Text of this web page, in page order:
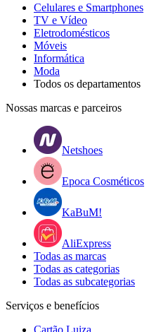
Celulares e Smartphones
TV e Vídeo
Eletrodomésticos
Móveis
Informática
Moda
Todos os departamentos
Nossas marcas e parceiros
Netshoes
Epoca Cosméticos
KaBuM!
AliExpress
Todas as marcas
Todas as categorias
Todas as subcategorias
Serviços e benefícios
Cartão Luiza